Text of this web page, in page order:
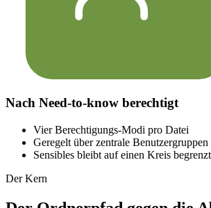
Nach Need-to-know berechtigt
Vier Berechtigungs-Modi pro Datei
Geregelt über zentrale Benutzergruppen
Sensibles bleibt auf einen Kreis begrenzt
Der Kern